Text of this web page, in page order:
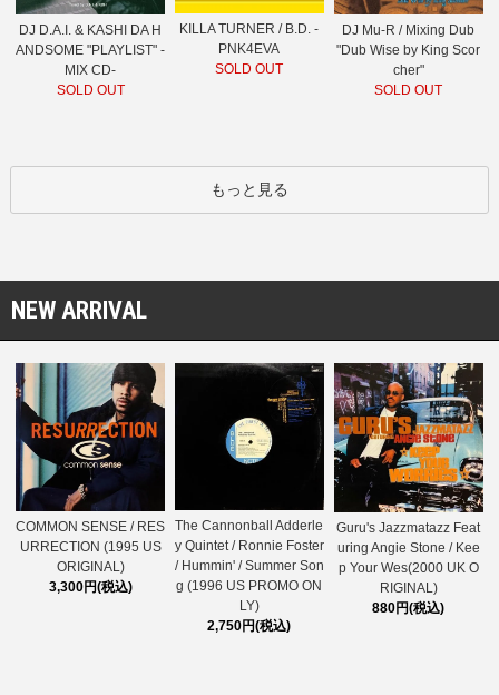
DJ D.A.I. & KASHI DA H
ANDSOME "PLAYLIST" -
MIX CD-
SOLD OUT
KILLA TURNER / B.D. -
PNK4EVA
SOLD OUT
DJ Mu-R / Mixing Dub
"Dub Wise by King Scor
cher"
SOLD OUT
もっと見る
NEW ARRIVAL
COMMON SENSE / RES
URRECTION (1995 US
ORIGINAL)
3,300円(税込)
The Cannonball Adderle
y Quintet / Ronnie Foster
/ Hummin' / Summer Son
g (1996 US PROMO ON
LY)
2,750円(税込)
Guru's Jazzmatazz Feat
uring Angie Stone / Kee
p Your Wes(2000 UK O
RIGINAL)
880円(税込)